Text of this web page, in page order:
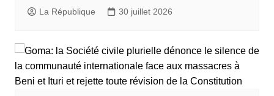
La République 30 juillet 2026